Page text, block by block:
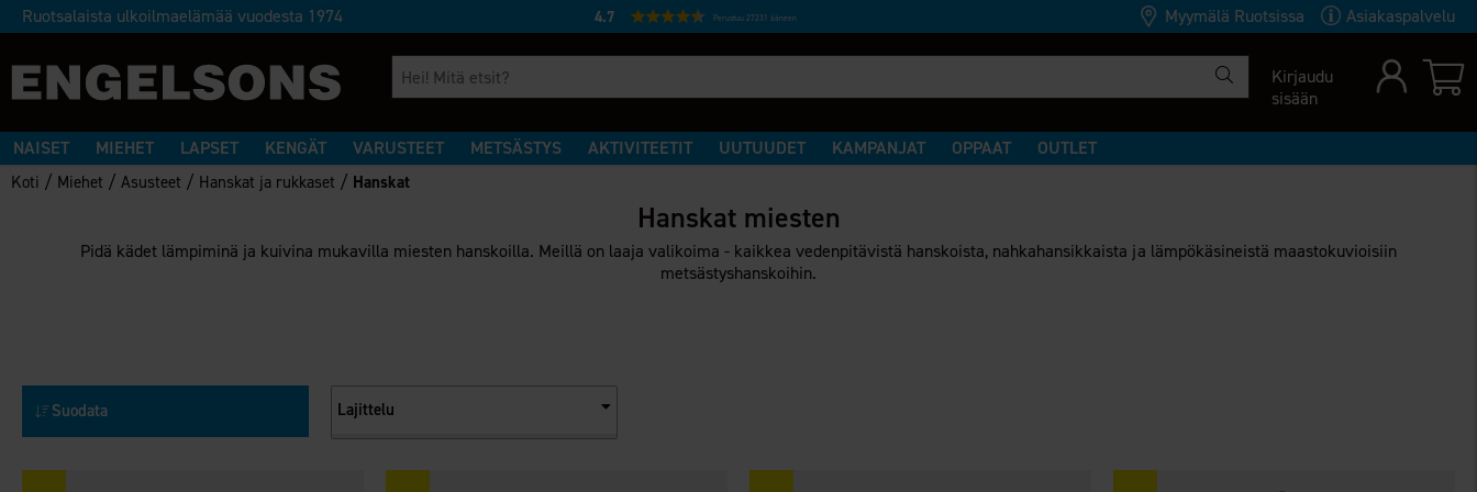
Ruotsalaista ulkoilmaelämää vuodesta 1974 4.7 Perustuu 27231 ääneen Myymälä Ruotsissa Asiakaspalvelu
Kirjaudu
sisään
NAISET MIEHET LAPSET KENGÄT VARUSTEET METSÄSTYS AKTIVITEETIT UUTUUDET KAMPANJAT OPPAAT OUTLET
Koti / Miehet /Asusteet / Hanskat ja rukkaset / Hanskat
Hanskat miesten
Pidä kädet lämpiminä ja kuivina mukavilla miesten hanskoilla. Meillä on laaja valikoima - kaikkea vedenpitävistä hanskoista, nahkahansikkaista ja lämpökäsineistä maastokuvioisiin
metsästyshanskoihin.
Suodata Lajittelu